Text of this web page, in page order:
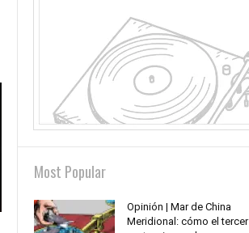
Most Popular
Opinión | Mar de China
Meridional: cómo el tercer